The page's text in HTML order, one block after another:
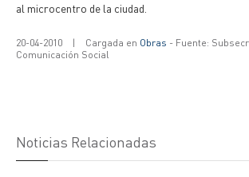
al microcentro de la ciudad.
20-04-2010 | Cargada en Obras - Fuente:
Comunicación Social
Noticias Relacionadas